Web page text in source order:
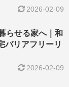
2026-02-09
らせる家へ｜和
バリアフリーリ
2026-02-09